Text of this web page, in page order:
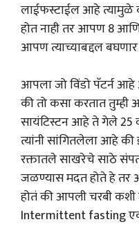
लाईफस्टाईल आहे त्यामुळे
होत नाही तर आपण 8
आपण त्याच्याबद्दल
आपला जो विंडो पॅटर्न
की तो कसा करतात तुम्ही
सायंटिस्टन आहे ते गेले 25
त्यांनी सांगितलेला आहे
रक्तातले साखरेचे साठे
जळण्यास मदत होते हे
होतं की आपली चरबी
Intermittent fasting